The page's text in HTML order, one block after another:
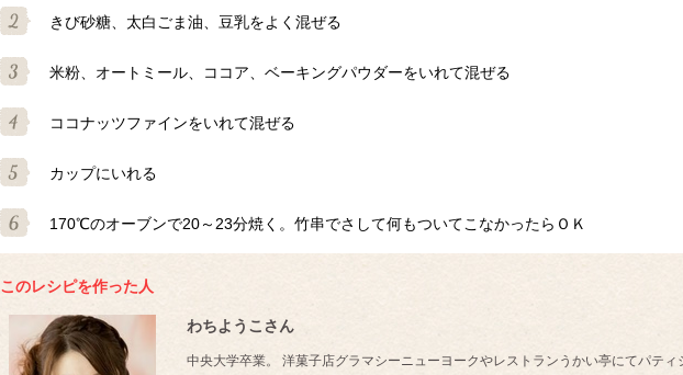
きび砂糖、太白ごま油、豆乳をよく混ぜる
米粉、オートミール、ココア、ベーキングパウダーをいれて混ぜる
ココナッツファインをいれて混ぜる
カップにいれる
170℃のオーブンで20～23分焼く。竹串でさして何もついてこなかったらＯＫ
このレシピを作った人
わちようこさん
中央大学卒業。 洋菓子店グラマシーニューヨークやレストランうかい亭にてパティ